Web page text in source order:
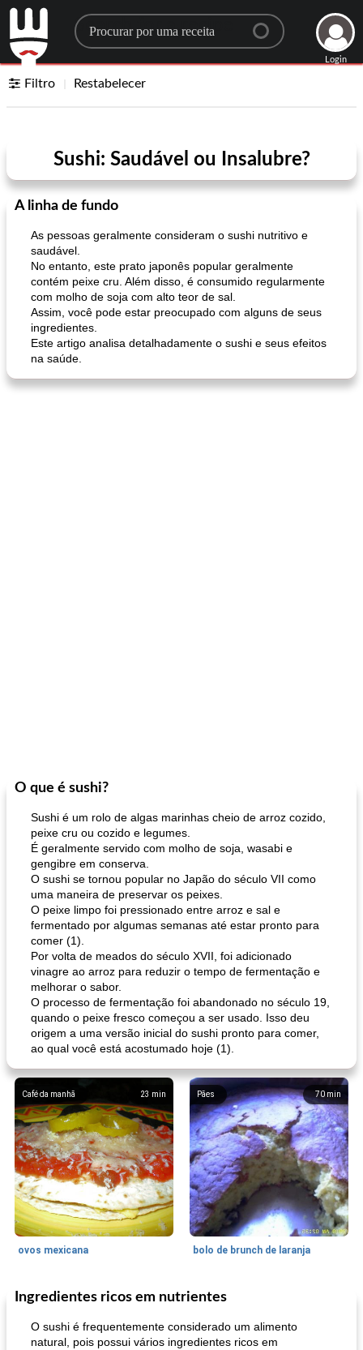
Search for a recipe
Login
Filtro Restabelecer
Sushi: Saudável ou Insalubre?
A linha de fundo
As pessoas geralmente consideram o sushi nutritivo e
saudável.
No entanto, este prato japonês popular geralmente
contém peixe cru. Além disso, é consumido regularmente
com molho de soja com alto teor de sal.
Assim, você pode estar preocupado com alguns de seus
ingredientes.
Este artigo analisa detalhadamente o sushi e seus efeitos
na saúde.
O que é sushi?
Sushi é um rolo de algas marinhas cheio de arroz cozido,
peixe cru ou cozido e legumes.
É geralmente servido com molho de soja, wasabi e
gengibre em conserva.
O sushi se tornou popular no Japão do século VII como
uma maneira de preservar os peixes.
O peixe limpo foi pressionado entre arroz e sal e
fermentado por algumas semanas até estar pronto para
comer (1).
Por volta de meados do século XVII, foi adicionado
vinagre ao arroz para reduzir o tempo de fermentação e
melhorar o sabor.
O processo de fermentação foi abandonado no século 19,
quando o peixe fresco começou a ser usado. Isso deu
origem a uma versão inicial do sushi pronto para comer,
ao qual você está acostumado hoje (1).
23 min
Café da manhã
ovos mexicana
70 min
Pães
bolo de brunch de laranja
130min
Pães De Fermento Vegetal
Ingredientes ricos em nutrientes
O sushi é frequentemente considerado um alimento
natural, pois possui vários ingredientes ricos em